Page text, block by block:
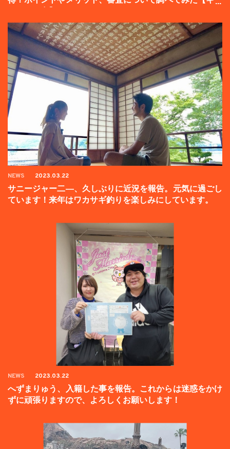
NEWS 2023.03.22
サニージャー二―、久しぶりに近況を報告。元気に過ごし
ています！来年はワカサギ釣りを楽しみにしています。
NEWS 2023.03.22
へずまりゅう、入籍した事を報告。これからは迷惑をかけ
ずに頑張りますので、よろしくお願いします！